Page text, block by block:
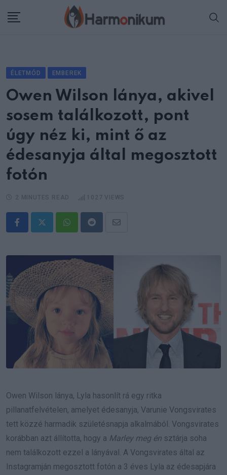
ÉLETMÓD EMBEREK
Owen Wilson lánya, akivel
sosem találkozott, pont
úgy néz ki, mint ő az
édesanyja által megosztott
fotón
WhatsappRedditShare
Owen Wilson lánya, Lyla hasonlít rá egy ritka
pillanatfelvételen, amelyet édesanyja, Varunie Vongsvirates
tett közzé harmadik születésnapja alkalmából. Vongsvirates
korábban azt állította, hogy a Marley meg én sztárja soha
nem találkozott ezzel a lányával. A Vongsvirates által az
Instagramján megosztott fotón a 3 éves Lyla az édesapjára